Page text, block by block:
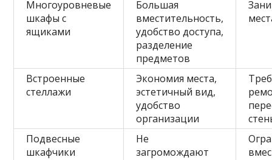
Многоуровневые
шкафы с
ящиками
Большая
вместительность,
удобство доступа,
разделение
предметов
Встроенные
стеллажи
Экономия места,
эстетичный вид,
удобство
организации
Подвесные
шкафчики
Не
загромождают